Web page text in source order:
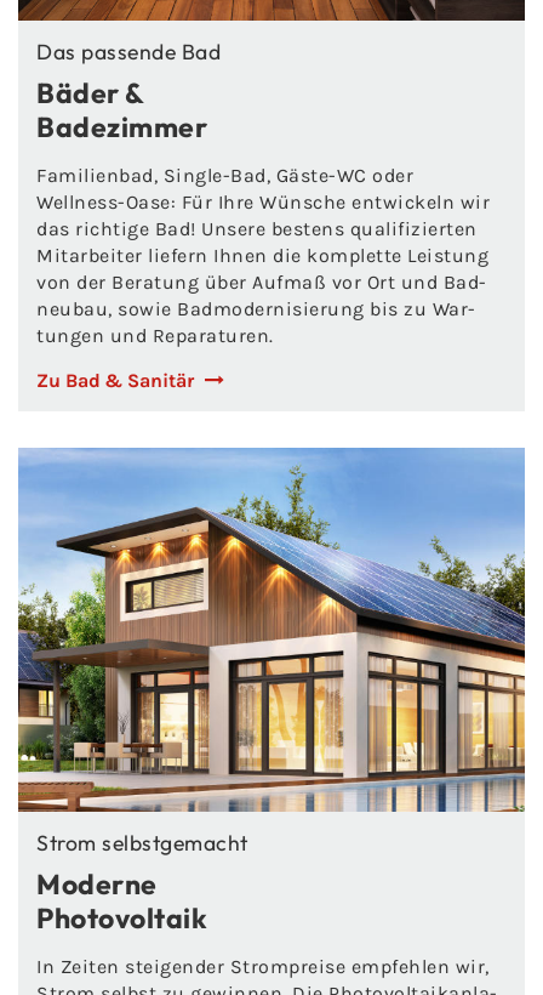
Das pas­sen­de Bad
Bäder &
Ba­de­zim­mer
Fa­mi­li­en­bad, Single-​Bad, Gäste-​WC oder
Wellness-​Oase: Für Ihre Wün­sche ent­wi­ckeln wir
das rich­ti­ge Bad! Un­se­re bes­tens qua­li­fi­zier­ten
Mit­ar­bei­ter lie­fern Ihnen die kom­plet­te Leis­tung
von der Be­ra­tung über Auf­maß vor Ort und Bad­
neu­bau, sowie Bad­mo­der­ni­sie­rung bis zu War­
tun­gen und Re­pa­ra­tu­ren.
Zu Bad & Sa­ni­tär
Strom selbst­ge­macht
Mo­der­ne
Pho­to­vol­ta­ik
In Zei­ten stei­gen­der Strom­prei­se emp­feh­len wir,